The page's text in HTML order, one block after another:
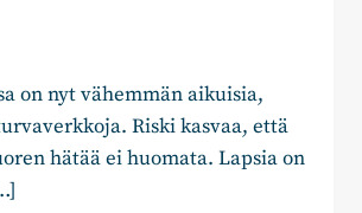
on nyt vähemmän aikuisia,
Riski kasvaa, että
hätää ei huomata. Lapsia on